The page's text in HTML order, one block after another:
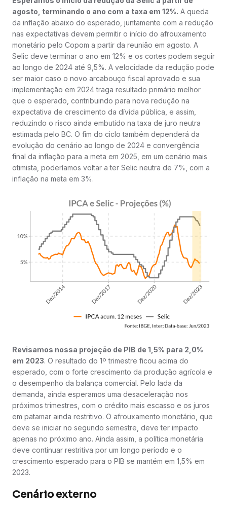
agosto, terminando o ano com a taxa em 12%. A queda
da inflação abaixo do esperado, juntamente com a redução
nas expectativas devem permitir o início do afrouxamento
monetário pelo Copom a partir da reunião em agosto. A
Selic deve terminar o ano em 12% e os cortes podem seguir
ao longo de 2024 até 9,5%. A velocidade da redução pode
ser maior caso o novo arcabouço fiscal aprovado e sua
implementação em 2024 traga resultado primário melhor
que o esperado, contribuindo para nova redução na
expectativa de crescimento da dívida pública, e assim,
reduzindo o risco ainda embutido na taxa de juro neutra
estimada pelo BC. O fim do ciclo também dependerá da
evolução do cenário ao longo de 2024 e convergência
final da inflação para a meta em 2025, em um cenário mais
otimista, poderíamos voltar a ter Selic neutra de 7%, com a
inflação na meta em 3%.
Revisamos nossa projeção de PIB de 1,5% para 2,0%
em 2023. O resultado do 1º trimestre ficou acima do
esperado, com o forte crescimento da produção agrícola e
o desempenho da balança comercial. Pelo lada da
demanda, ainda esperamos uma desaceleração nos
próximos trimestres, com o crédito mais escasso e os juros
em patamar ainda restritivo. O afrouxamento monetário, que
deve se iniciar no segundo semestre, deve ter impacto
apenas no próximo ano. Ainda assim, a política monetária
deve continuar restritiva por um longo período e o
crescimento esperado para o PIB se mantém em 1,5% em
2023.
Cenário externo